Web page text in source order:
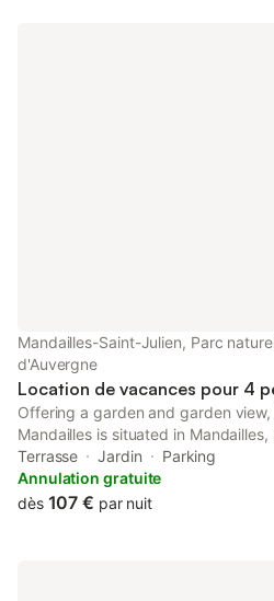
Mandailles-Saint-Julien, Parc
d'Auvergne
Location de vacances pour 4
Offering a garden and garden
Mandailles is situated in
station and 30 km from Cantal
offers access to a terrace and free
Terrasse Jardin
Parking
Annulation gratuite
dès 107 € par nuit